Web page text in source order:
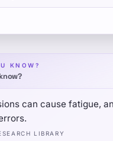
KNOW?
can cause fatigue,
LIBRARY